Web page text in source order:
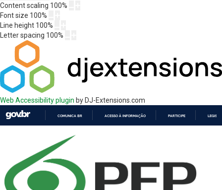
Content scaling 100%
Font size 100%
Line height 100%
Letter spacing 100%
Web Accessibility plugin by DJ-Extensions.com
COMUNICA BR ACESSO À INFORMAÇÃO PARTICIPE